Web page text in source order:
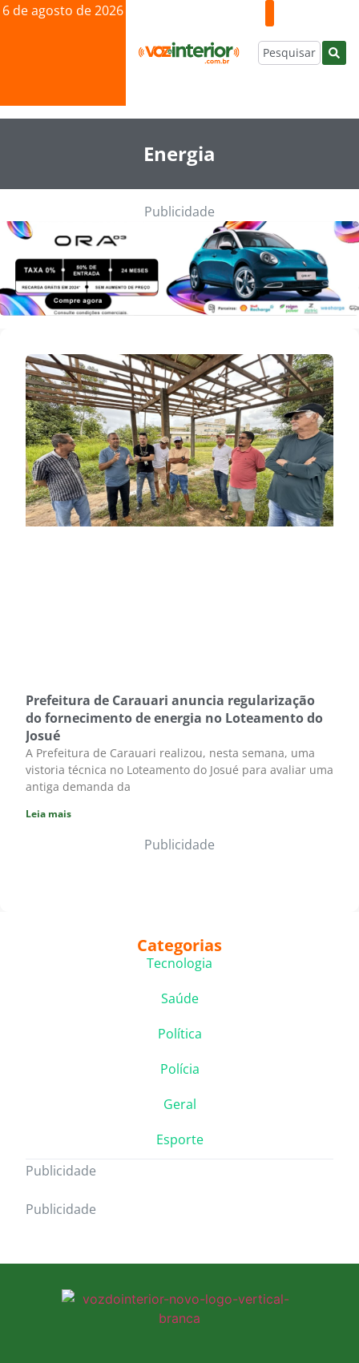
6 de agosto de 2026
Energia
Publicidade
Prefeitura de Carauari anuncia regularização
do fornecimento de energia no Loteamento do
Josué
A Prefeitura de Carauari realizou, nesta semana, uma
vistoria técnica no Loteamento do Josué para avaliar uma
antiga demanda da
Leia mais
Publicidade
Categorias
Tecnologia
Saúde
Política
Polícia
Geral
Esporte
Publicidade
Publicidade